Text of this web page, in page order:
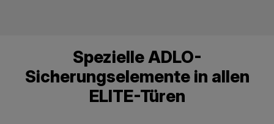
Spezielle ADLO-
Sicherungselemente in allen
ELITE-Türen